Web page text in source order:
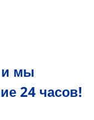
и мы
24 часов!